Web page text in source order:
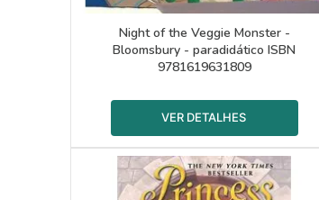
Night of the Veggie Monster -
Bloomsbury - paradidático ISBN
9781619631809